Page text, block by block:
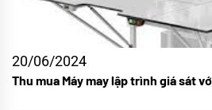
20/06/2024
Thu mua Máy may lập trình giá sát